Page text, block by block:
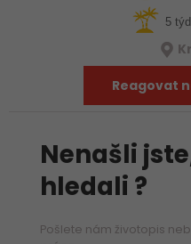
5
Reagovat
Nenašli
hledali ?
Pošlete nám životopis